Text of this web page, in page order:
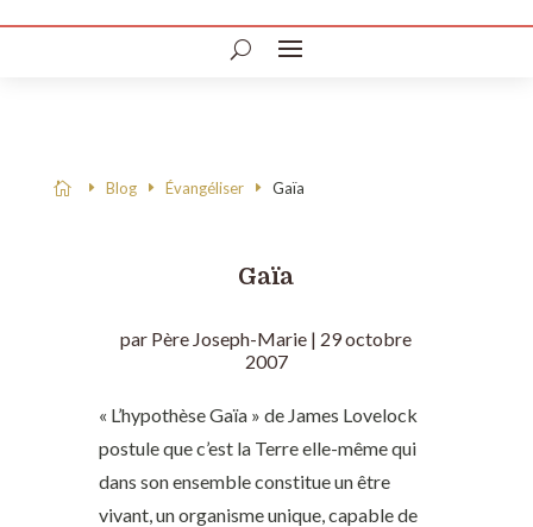
 Blog Évangéliser Gaïa
Gaïa
par Père Joseph-Marie | 29 octobre
2007
« L’hypothèse Gaïa » de James Lovelock
postule que c’est la Terre elle-même qui
dans son ensemble constitue un être
vivant, un organisme unique, capable de